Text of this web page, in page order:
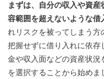
まずは、自分の収入や資
容範囲を超えないような借
れリスクを被ってしまう
把握せずに借り入れに依
金や収入面などの資産状
を選択することから始めま